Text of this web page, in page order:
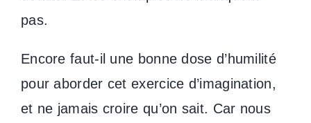
pas.
Encore faut-il une bonne dose d’humilité
pour aborder cet exercice d’imagination,
et ne jamais croire qu’on sait. Car nous